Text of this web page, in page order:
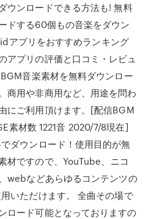
ウンロードできる方法も! 無料
ドする60個もの音楽をダウン
アプリをおすすめランキング
アプリの評価と口コミ・レビュ
音楽素材を無料ダウンロー
商用や非商用など、用途を問わ
にご利用頂けます。[配信BGM
素材数 1221音 2020/7/8現在]
ダウンロード！使用目的が無
材ですので、YouTube、ニコ
webなどあらゆるコンテンツの
いただけます。 全曲その場で
ロード可能となっておりますの